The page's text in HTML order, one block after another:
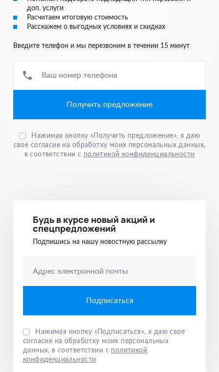
разные физ. лица)
5. Номер телефона для круглосуточной связи
предоставит менеджер
доп. услуги
Расчитаем итоговую стоимость
Расскажем о выгодных условиях и скидках
Введите телефон и мы перезвоним в течении 15 минут
Ваш номер телефона
Нажимая кнопку «Получить предложение», я даю
свое согласие на обработку моих персональных данных,
в соответствии с политикой конфиденциальности
Будь в курсе новый акций и
спецпредложений
Подпишись на нашу новостную рассылку
Адрес электронной почты
Нажимая кнопку «Подписаться», я даю свое
согласие на обработку моих персональных
данных, в соответствии с политикой
конфиденциальности